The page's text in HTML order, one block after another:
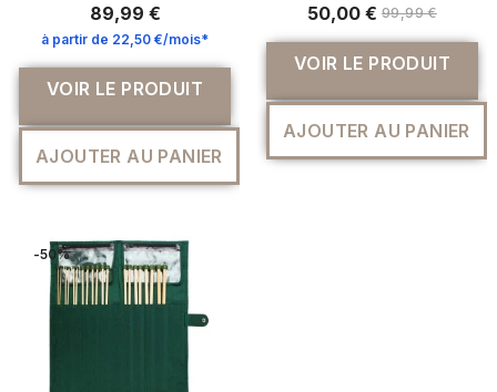
89,99 €
à partir de 22,50 €/mois*
VOIR LE PRODUIT
AJOUTER AU PANIER
50,00 € 99,99 €
VOIR LE PRODUIT
AJOUTER AU PANIER
-50%